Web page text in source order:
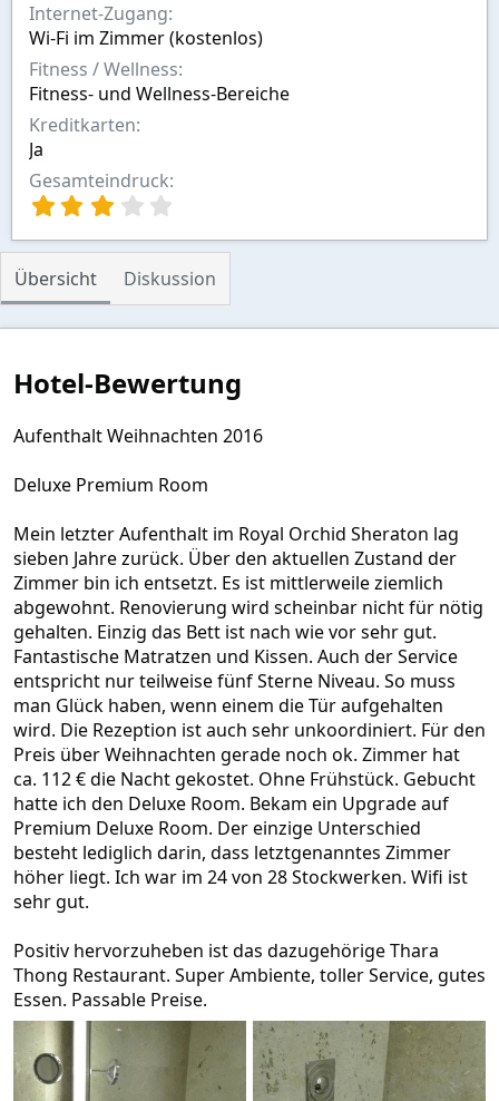
Internet-Zugang
Wi-Fi im Zimmer (kostenlos)
Fitness / Wellness
Fitness- und Wellness-Bereiche
Kreditkarten
Ja
Gesamteindruck
0
0
S
t
e
n
(
)
Übersicht Diskussion
Hotel-Bewertung
Aufenthalt Weihnachten 2016
Deluxe Premium Room
Mein letzter Aufenthalt im Royal Orchid Sheraton lag
sieben Jahre zurück. Über den aktuellen Zustand der
Zimmer bin ich entsetzt. Es ist mittlerweile ziemlich
abgewohnt. Renovierung wird scheinbar nicht für nötig
gehalten. Einzig das Bett ist nach wie vor sehr gut.
Fantastische Matratzen und Kissen. Auch der Service
entspricht nur teilweise fünf Sterne Niveau. So muss
man Glück haben, wenn einem die Tür aufgehalten
wird. Die Rezeption ist auch sehr unkoordiniert. Für den
Preis über Weihnachten gerade noch ok. Zimmer hat
ca. 112 € die Nacht gekostet. Ohne Frühstück. Gebucht
hatte ich den Deluxe Room. Bekam ein Upgrade auf
Premium Deluxe Room. Der einzige Unterschied
besteht lediglich darin, dass letztgenanntes Zimmer
höher liegt. Ich war im 24 von 28 Stockwerken. Wifi ist
sehr gut.
Positiv hervorzuheben ist das dazugehörige Thara
Thong Restaurant. Super Ambiente, toller Service, gutes
Essen. Passable Preise.